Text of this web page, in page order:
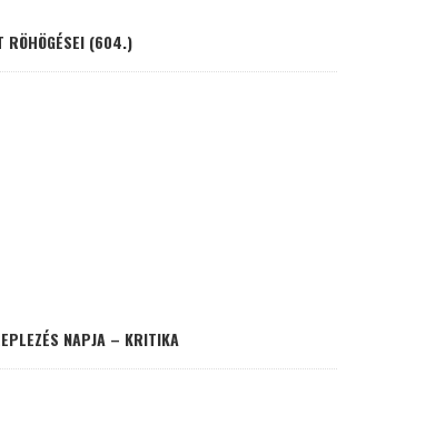
RÖHÖGÉSEI (604.)
NAPJA – KRITIKA